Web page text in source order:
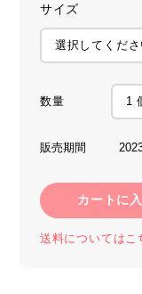
サイズ
数量
販売期間
カートに
送料についてはこ